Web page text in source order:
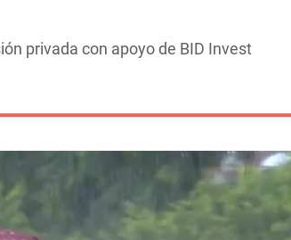
privada con apoyo de BID Invest